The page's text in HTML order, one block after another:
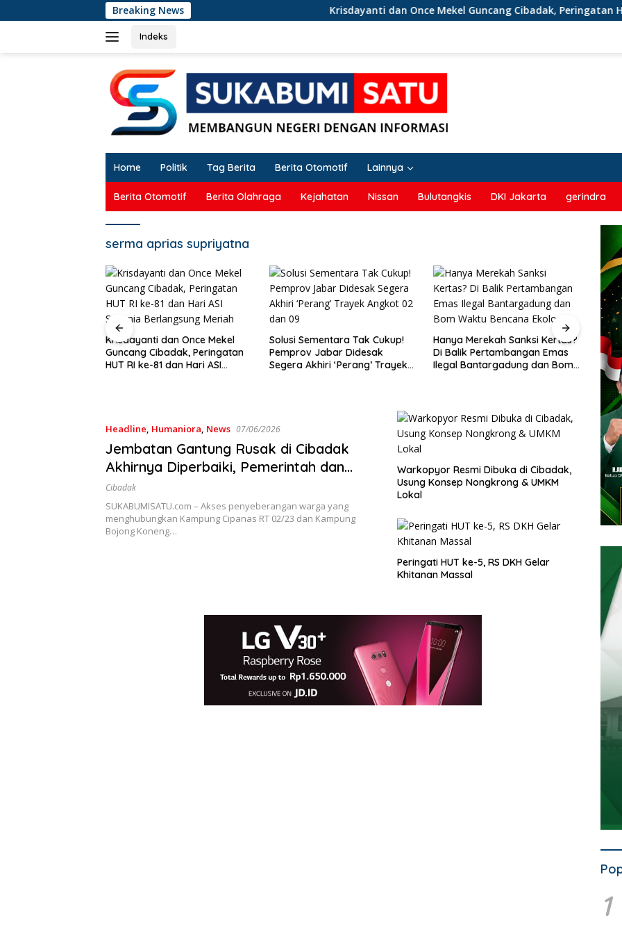
ke
Breaking News Krisdayanti dan Once Mekel Guncang Cibadak, Peringatan HUT RI
Indeks
Home Politik Tag Berita Berita Otomotif Lainnya
Berita Otomotif Berita Olahraga Kejahatan Nissan Bulutangkis DKI Jakarta gerindra
serma aprias supriyatna
Krisdayanti dan Once Mekel
Guncang Cibadak, Peringatan
HUT RI ke-81 dan Hari ASI
Solusi Sementara Tak Cukup!
Pemprov Jabar Didesak
Segera Akhiri ‘Perang’ Trayek
Hanya Merekah Sanksi Kertas?
Di Balik Pertambangan Emas
Ilegal Bantargadung dan Bom
Penataan Trayek Cicurug
Semrawut: Angkot 09
Dishub Jabar dan Ancam
Headline, Humaniora, News 07/06/2026
Jembatan Gantung Rusak di Cibadak
Akhirnya Diperbaiki, Pemerintah dan
Warga Bersama Perbaiki Akses 2
Kampung Ini
Cibadak
SUKABUMISATU.com – Akses penyeberangan warga yang
menghubungkan Kampung Cipanas RT 02/23 dan Kampung
Bojong Koneng…
Warkopyor Resmi Dibuka di Cibadak,
Usung Konsep Nongkrong & UMKM
Lokal
Peringati HUT ke-5, RS DKH Gelar
Khitanan Massal
1